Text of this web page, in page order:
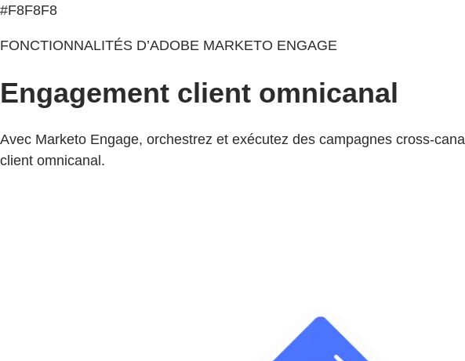
#F8F8F8
FONCTIONNALITÉS D’ADOBE MARKETO ENGAGE
Engagement client omnicanal
Avec Marketo Engage, orchestrez et exécutez des campagnes cross-
client omnicanal.